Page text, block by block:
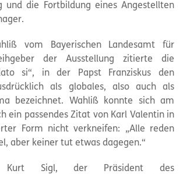
und die Fortbildung eines Angestellten
vom Bayerischen Landesamt für
der Ausstellung zitierte die
si“, in der Papst Franziskus den
als globales, also auch als
bezeichnet. Wahliß konnte sich am
ein passendes Zitat von Karl Valentin in
Form nicht verkneifen: „Alle reden
aber keiner tut etwas dagegen.“
Kurt Sigl, der Präsident des